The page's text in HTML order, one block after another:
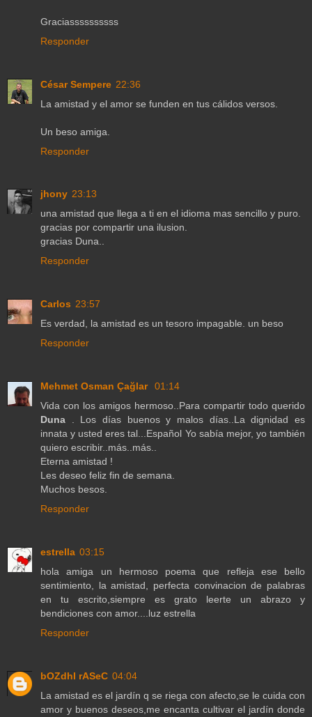
Graciassssssssss
Responder
César Sempere 22:36
La amistad y el amor se funden en tus cálidos versos.
Un beso amiga.
Responder
jhony 23:13
una amistad que llega a ti en el idioma mas sencillo y puro.
gracias por compartir una ilusion.
gracias Duna..
Responder
Carlos 23:57
Es verdad, la amistad es un tesoro impagable. un beso
Responder
Mehmet Osman Çağlar 01:14
Vida con los amigos hermoso..Para compartir todo querido
Duna . Los días buenos y malos días..La dignidad es
innata y usted eres tal...Español Yo sabía mejor, yo también
quiero escribir..más..más..
Eterna amistad !
Les deseo feliz fin de semana.
Muchos besos.
Responder
estrella 03:15
hola amiga un hermoso poema que refleja ese bello
sentimiento, la amistad, perfecta convinacion de palabras
en tu escrito,siempre es grato leerte un abrazo y
bendiciones con amor....luz estrella
Responder
bOZdhI rASeC 04:04
La amistad es el jardín q se riega con afecto,se le cuida con
amor y buenos deseos,me encanta cultivar el jardín donde